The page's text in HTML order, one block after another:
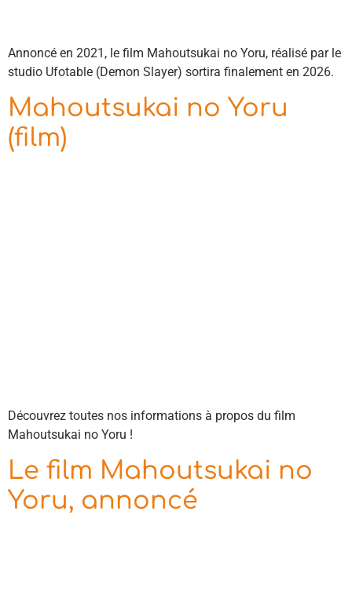
Annoncé en 2021, le film Mahoutsukai no Yoru, réalisé par le
studio Ufotable (Demon Slayer) sortira finalement en 2026.
Mahoutsukai no Yoru
(film)
Découvrez toutes nos informations à propos du film
Mahoutsukai no Yoru !
Le film Mahoutsukai no
Yoru, annoncé